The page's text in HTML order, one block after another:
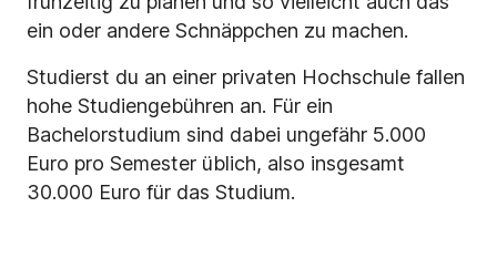
ein oder andere Schnäppchen zu machen.
Studierst du an einer privaten Hochschule fallen
hohe Studiengebühren an. Für ein
Bachelorstudium sind dabei ungefähr 5.000
Euro pro Semester üblich, also insgesamt
30.000 Euro für das Studium.